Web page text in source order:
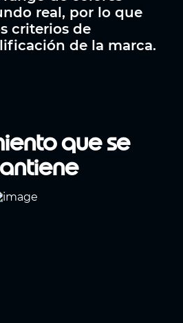
real, por lo que
criterios de
de la marca.
que se